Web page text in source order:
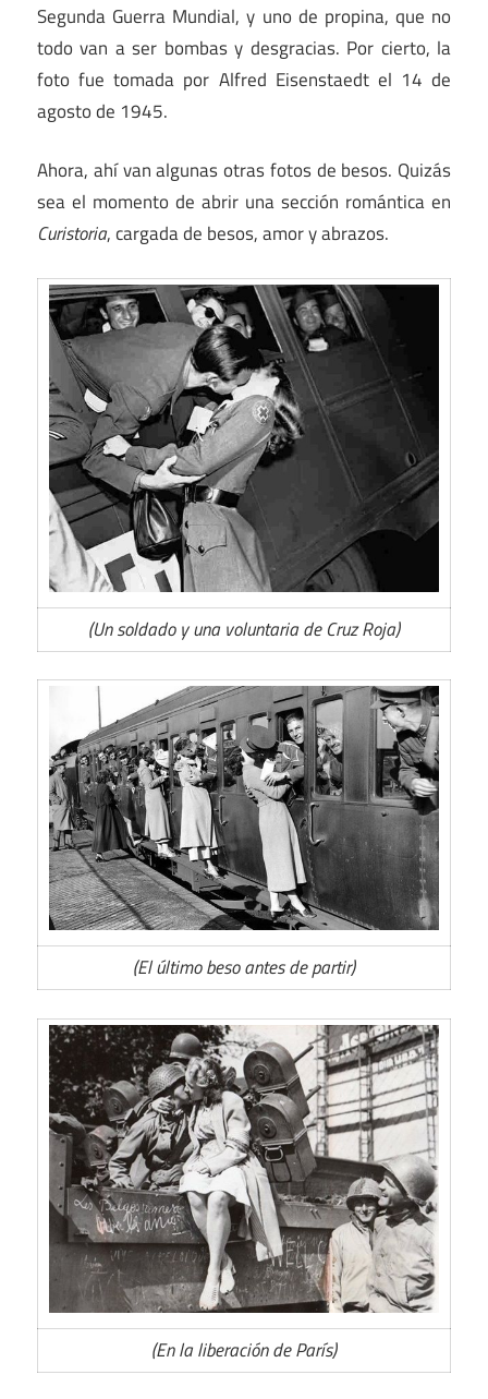
Segunda Guerra Mundial, y uno de propina, que no
todo van a ser bombas y desgracias. Por cierto, la
foto fue tomada por Alfred Eisenstaedt el 14 de
agosto de 1945.
Ahora, ahí van algunas otras fotos de besos. Quizás
sea el momento de abrir una sección romántica en
Curistoria, cargada de besos, amor y abrazos.
(Un soldado y una voluntaria de Cruz Roja)
(El último beso antes de partir)
(En la liberación de París)